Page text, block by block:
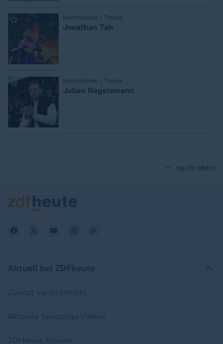
Nachrichten | Thema
Jonathan Tah
Nachrichten | Thema
:
Julian Nagelsmann
nach oben